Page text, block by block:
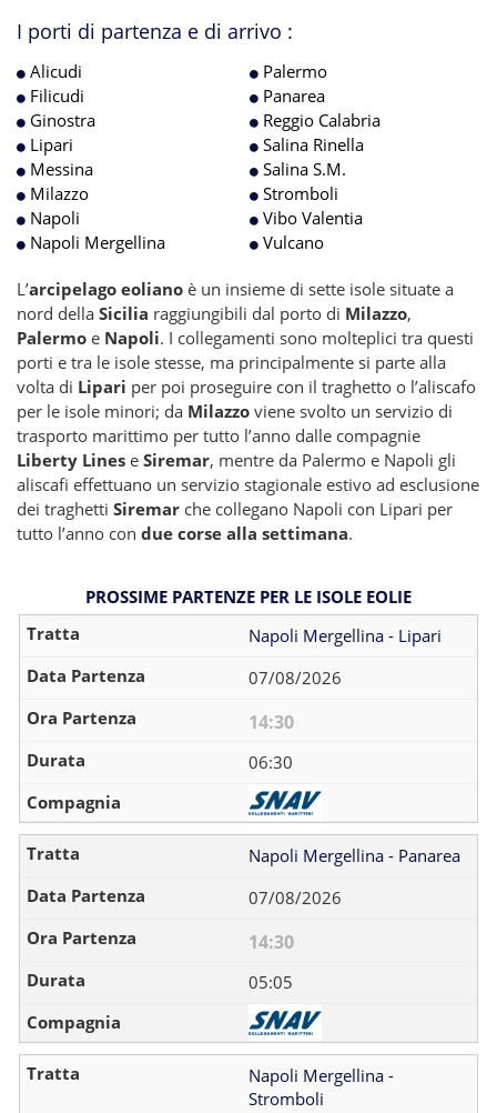
I porti di partenza e di arrivo :
Alicudi
Filicudi
Ginostra
Lipari
Messina
Milazzo
Napoli
Napoli Mergellina
Palermo
Panarea
Reggio Calabria
Salina Rinella
Salina S.M.
Stromboli
Vibo Valentia
Vulcano
L’arcipelago eoliano è un insieme di sette isole situate a
nord della Sicilia raggiungibili dal porto di Milazzo,
Palermo e Napoli. I collegamenti sono molteplici tra questi
porti e tra le isole stesse, ma principalmente si parte alla
volta di Lipari per poi proseguire con il traghetto o l’aliscafo
per le isole minori; da Milazzo viene svolto un servizio di
trasporto marittimo per tutto l’anno dalle compagnie
Liberty Lines e Siremar, mentre da Palermo e Napoli gli
aliscafi effettuano un servizio stagionale estivo ad esclusione
dei traghetti Siremar che collegano Napoli con Lipari per
tutto l’anno con due corse alla settimana.
PROSSIME PARTENZE PER LE ISOLE EOLIE
Napoli Mergellina - Lipari
07/08/2026
14:30
06:30
Napoli Mergellina - Panarea
07/08/2026
14:30
05:05
Napoli Mergellina -
Stromboli